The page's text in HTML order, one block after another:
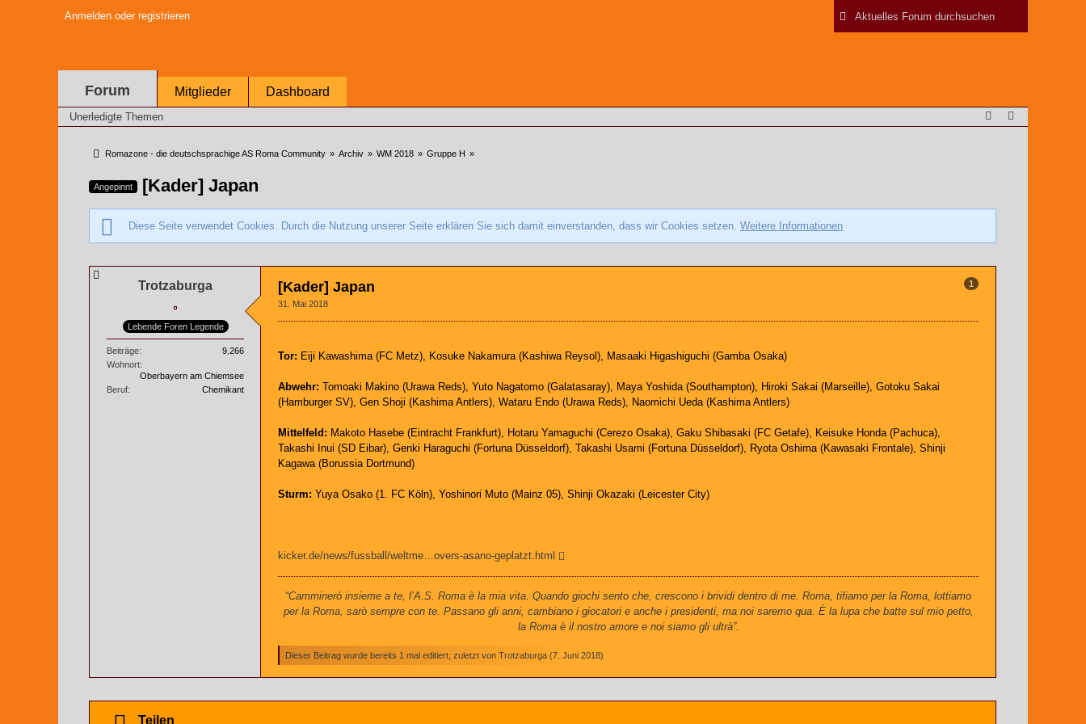
Anmelden oder registrieren
Forum Mitglieder Dashboard
Unerledigte Themen
Romazone - die deutschsprachige AS Roma Community » Archiv » WM 2018 » Gruppe H »
Angepinnt [Kader] Japan
Diese Seite verwendet Cookies. Durch die Nutzung unserer Seite erklären Sie sich damit einverstanden, dass wir Cookies setzen. Weitere Informationen
Trotzaburga
Lebende Foren Legende
Beiträge
9.266
Wohnort
Oberbayern am Chiemsee
Beruf
Chemikant
1
[Kader] Japan
31. Mai 2018
Tor: Eiji Kawashima (FC Metz), Kosuke Nakamura (Kashiwa Reysol), Masaaki Higashiguchi (Gamba Osaka)
Abwehr: Tomoaki Makino (Urawa Reds), Yuto Nagatomo (Galatasaray), Maya Yoshida (Southampton), Hiroki Sakai (Marseille), Gotoku Sakai
(Hamburger SV), Gen Shoji (Kashima Antlers), Wataru Endo (Urawa Reds), Naomichi Ueda (Kashima Antlers)
Mittelfeld: Makoto Hasebe (Eintracht Frankfurt), Hotaru Yamaguchi (Cerezo Osaka), Gaku Shibasaki (FC Getafe), Keisuke Honda (Pachuca),
Takashi Inui (SD Eibar), Genki Haraguchi (Fortuna Düsseldorf), Takashi Usami (Fortuna Düsseldorf), Ryota Oshima (Kawasaki Frontale), Shinji
Kagawa (Borussia Dortmund)
Sturm: Yuya Osako (1. FC Köln), Yoshinori Muto (Mainz 05), Shinji Okazaki (Leicester City)
kicker.de/news/fussball/weltme…overs-asano-geplatzt.html
“Camminerò insieme a te, l’A.S. Roma è la mia vita. Quando giochi sento che, crescono i brividi dentro di me. Roma, tifiamo per la Roma, lottiamo
per la Roma, sarò sempre con te. Passano gli anni, cambiano i giocatori e anche i presidenti, ma noi saremo qua. È la lupa che batte sul mio petto,
la Roma è il nostro amore e noi siamo gli ultrà”.
Dieser Beitrag wurde bereits 1 mal editiert, zuletzt von Trotzaburga (7. Juni 2018)
Teilen